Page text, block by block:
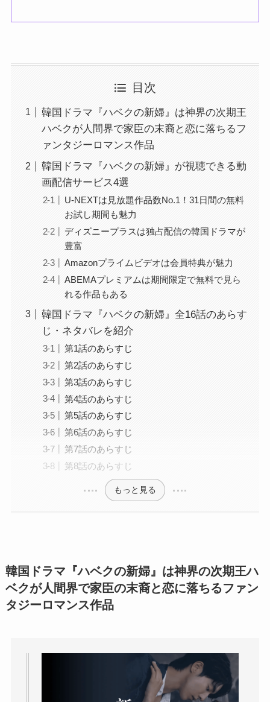
目次
韓国ドラマ『ハベクの新婦』は神界の次期王
ハベクが人間界で家臣の末裔と恋に落ちるフ
ァンタジーロマンス作品
韓国ドラマ『ハベクの新婦』が視聴できる動
画配信サービス4選
U-NEXTは見放題作品数No.1！31日間の無料
お試し期間も魅力
ディズニープラスは独占配信の韓国ドラマが
豊富
Amazonプライムビデオは会員特典が魅力
ABEMAプレミアムは期間限定で無料で見ら
れる作品もある
韓国ドラマ『ハベクの新婦』全16話のあらす
じ・ネタバレを紹介
第1話のあらすじ
第2話のあらすじ
第3話のあらすじ
第4話のあらすじ
第5話のあらすじ
第6話のあらすじ
第7話のあらすじ
第8話のあらすじ
もっと見る
韓国ドラマ『ハベクの新婦』は神界の次期王ハ
ベクが人間界で家臣の末裔と恋に落ちるファン
タジーロマンス作品